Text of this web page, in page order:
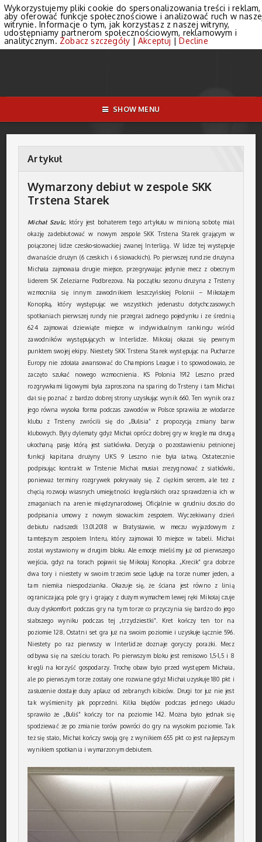
SHOW MENU
Artykuł
Wymarzony debiut w zespole SKK
Trstena Starek
Michał Szulc, który jest bohaterem tego artykułu w minioną sobotę miał
okazję zadebiutować w nowym zespole SKK Trstena Starek grającym w
połączonej lidze czesko-słowackiej zwanej Interligą. W lidze tej występuje
dwanaście drużyn (6 czeskich i 6 słowackich). Po pierwszej rundzie drużyna
Michała zajmowała drugie miejsce, przegrywając jedynie mecz z obecnym
liderem SK Zeleziarne Podbrezova. Na początku sezonu drużyna z Trsteny
wzmocniła się innym zawodnikiem leszczyńskiej Polonii – Mikołajem
Konopką, który występując we wszystkich jedenastu dotychczasowych
spotkaniach pierwszej rundy nie przegrał żadnego pojedynku i ze średnią
624 zajmował dziewiąte miejsce w indywidualnym rankingu wśród
zawodników występujących w Interlidze. Mikołaj okazał się pewnym
punktem swojej ekipy. Niestety SKK Trstena Starek występując na Pucharze
Europy nie zdołała awansować do Champions League i to spowodowało, że
zaczęto szukać nowego wzmocnienia. KS Polonia 1912 Leszno przed
rozgrywkami ligowymi była zaproszona na sparing do Trsteny i tam Michał
dał się poznać z bardzo dobrej strony uzyskując wynik 660. Ten wynik oraz
jego równa wysoka forma podczas zawodów w Polsce sprawiła że włodarze
klubu z Trsteny zwrócili się do „Bulisia” z propozycją zmiany barw
klubowych. Były dylematy gdyż Michał oprócz dobrej gry w kręgle ma drugą
ukochaną pasję którą jest siatkówka. Decyzja o pozostawieniu pełnionej
funkcji kapitana drużyny UKS 9 Leszno nie była łatwą. Ostatecznie
podpisując kontrakt w Trstenie Michał musiał zrezygnować z siatkówki,
ponieważ terminy rozgrywek pokrywały się. Z ciężkim sercem, ale też z
chęcią rozwoju własnych umiejętności kręglarskich oraz sprawdzenia ich w
zmaganiach na arenie międzynarodowej. Oficjalnie w grudniu doszło do
podpisania umowy z nowym słowackim zespołem. Wyczekiwany dzień
debiutu nadszedł 13.01.2018 w Bratysławie, w meczu wyjazdowym z
tamtejszym zespołem Interu, który zajmował 10 miejsce w tabeli. Michał
został wystawiony w drugim bloku. Ale emocje mieliśmy już od pierwszego
wejścia, gdyż na torach pojawił się Mikołaj Konopka. „Krecik” gra dobrze
dwa tory i niestety w swoim trzecim secie ląduje na torze numer jeden, a
tam niemiła niespodzianka. Okazuje się, że ściana jest równo z linią
ograniczającą pole gry i grający z dużym wymachem lewej ręki Mikołaj czuje
duży dyskomfort podczas gry na tym torze co przyczynia się bardzo do jego
słabszego wyniku podczas tej „trzydziestki”. Kret kończy ten tor na
poziomie 128. Ostatni set gra już na swoim poziomie i uzyskuje łącznie 596.
Niestety po raz pierwszy w Interlidze doznaje goryczy porażki. Mecz
odbywa się na sześciu torach. Po pierwszym bloku jest remisowo 1,5-1,5 i 8
kręgli na korzyść gospodarzy. Trochę obaw było przed występem Michała,
ale po pierwszym torze zostały one rozwiane gdyż Michał uzyskuje 180 pkt i
zasłużenie dostaje duży aplauz od zebranych kibiców. Drugi tor już nie jest
tak wyśmienity jak poprzedni. Kilka błędów podczas jednego układu
sprawiło że „Buliś” kończy tor na poziomie 142. Można było jednak się
spodziewać że po zmianie torów powróci do gry na wysokim poziomie. Tak
też się stało, Michał kończy swoją grę z wynikiem 655 pkt co jest najlepszym
wynikiem spotkania i wymarzonym debiutem.
Wykorzystujemy pliki cookie do spersonalizowania treści i reklam,
aby oferować funkcje społecznościowe i analizować ruch w
witrynie. Informacje o tym, jak korzystasz z naszej witryny,
udostępniamy partnerom społecznościowym, reklamowym i
analitycznym. Zobacz szczegóły | Akceptuj |Decline